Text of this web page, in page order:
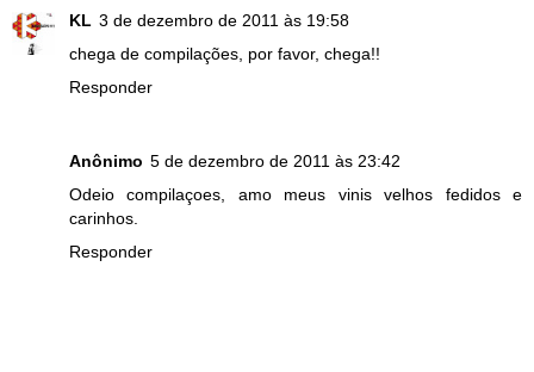
KL 3 de dezembro de 2011 às 19:58
chega de compilações, por favor, chega!!
Responder
Anônimo 5 de dezembro de 2011 às 23:42
Odeio compilaçoes, amo meus vinis velhos fedidos e
carinhos.
Responder